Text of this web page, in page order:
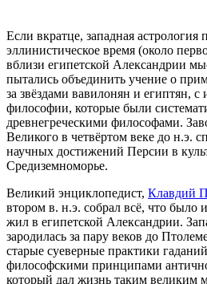
Если вкратце, западная астрология
эллинистическое время (около
вблизи египетской Александрии
пытались объединить учение о
за звёздами вавилонян и египтян,
философии, которые были
древнегреческими философами.
Великого в четвёртом веке до н.э.
научных достижений Персии в
Средиземноморье.
Великий энциклопедист, Клавдий
втором в. н.э. собрал всё, что было
жил в египетской Александрии.
зародилась за пару веков до
старые суеверные практики
философскими принципами
который дал жизнь таким великим